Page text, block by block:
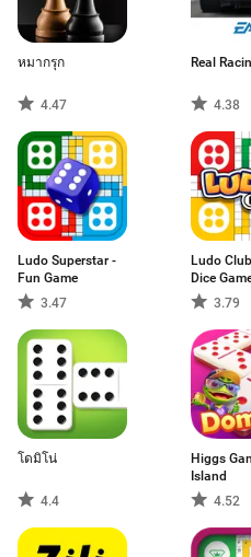
หมากรุก
4.47 4.38
Ludo Superstar -
Fun Game
3.47
Ludo
Dice
3.79
โดมิโน่
4.4
Higgs
Island
4.52